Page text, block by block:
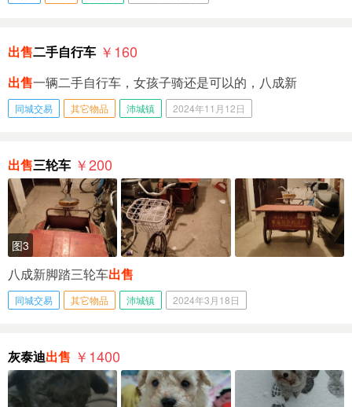
出售二手自行车 ￥160
出售一辆二手自行车，女孩子骑还是可以的，八成新
同城交易 其它物品 沛城镇 2024年11月12日
出售三轮车 ￥200
图3
八成新脚踏三轮车出售
同城交易 其它物品 沛城镇 2024年3月18日
灰泰迪出售 ￥1400